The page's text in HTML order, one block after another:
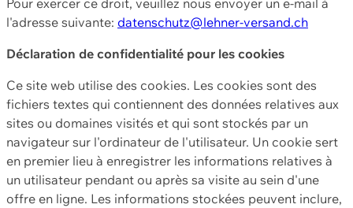
l'adresse suivante: datenschutz@lehner-versand.ch
Déclaration de confidentialité pour les cookies
Ce site web utilise des cookies. Les cookies sont des
fichiers textes qui contiennent des données relatives aux
sites ou domaines visités et qui sont stockés par un
navigateur sur l'ordinateur de l'utilisateur. Un cookie sert
en premier lieu à enregistrer les informations relatives à
un utilisateur pendant ou après sa visite au sein d'une
offre en ligne. Les informations stockées peuvent inclure,